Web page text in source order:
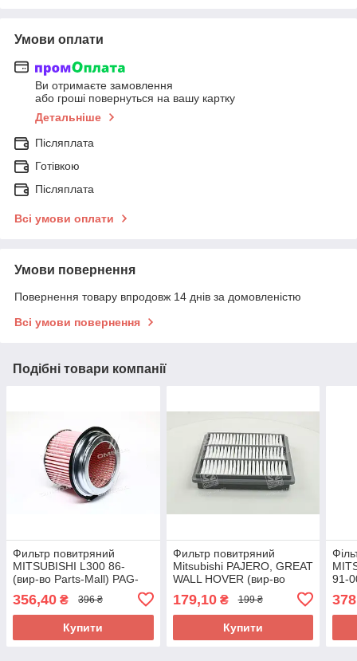
Умови оплати
Ви отримаєте замовлення
або гроші повернуться на вашу картку
Детальніше
Післяплата
Готівкою
Післяплата
Всі умови оплати
Умови повернення
Повернення товару впродовж 14 днів за домовленістю
Всі умови повернення
Подібні товари компанії
Фильтр повитряний
MITSUBISHI L300 86-
(вир-во Parts-Mall) PAG-
356,40 ₴ 396 ₴
Купити
Фильтр повитряний
Mitsubishi PAJERO, GREAT
WALL HOVER (вир-во
UA58
179,10₴ 199 ₴
Купити
91-
378